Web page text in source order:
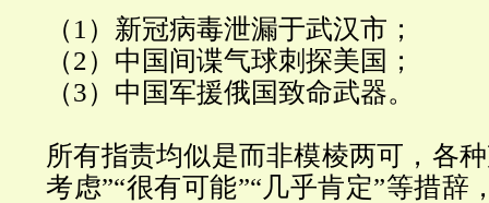
（1）新冠病毒泄漏于武汉市；
（2） 中国间谍气球刺探美国；
（3）中国军援俄国致命武器。
所有指责均似是而非模棱两可，各
考虑”“很有可能”“几乎肯定”等措辞